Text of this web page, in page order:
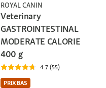
ROYAL CANIN
Veterinary
GASTROINTESTINAL
MODERATE CALORIE
400 g
4.7 (55)
PRIX BAS